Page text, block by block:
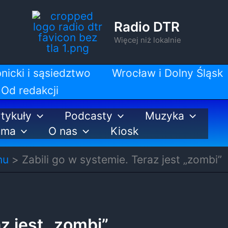
Radio DTR
Więcej niż lokalnie
i sąsiedztwo
Wrocław i Dolny Śląsk
Od redakcji
Podcasty
Muzyka
O nas Kiosk
Zabili go w systemie. Teraz jest „zombi”